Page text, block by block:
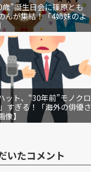
”誕生日会に篠原とも
んが集結！「4姉妹のよ
ット、“30年前”モノクロ
すぎる！「海外の俳優さ
】
いたコメント